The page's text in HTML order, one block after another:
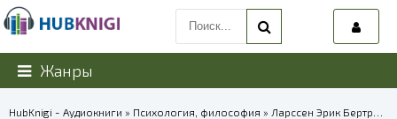
Жанры
HubKnigi - Аудиокниги » Психология, философия » Ларссен Эрик Бертран – На пределе. Неделя без жалости к себе | 39997